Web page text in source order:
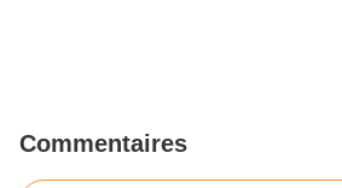
Commentaires